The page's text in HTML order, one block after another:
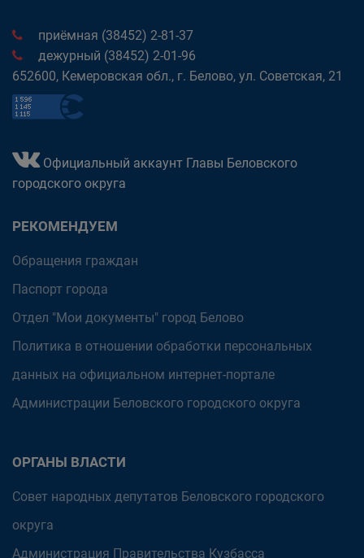
приёмная (38452) 2-81-37
дежурный (38452) 2-01-96
652600, Кемеровская обл., г. Белово, ул. Советская, 21
Официальный аккаунт Главы Беловского
городского округа
РЕКОМЕНДУЕМ
Обращения граждан
Паспорт города
Отдел "Мои документы" город Белово
Политика в отношении обработки персональных
данных на официальном интернет-портале
Администрации Беловского городского округа
ОРГАНЫ ВЛАСТИ
Совет народных депутатов Беловского городского
округа
Администрация Правительства Кузбасса